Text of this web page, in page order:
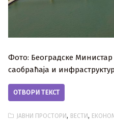
Фото: Београдске
саобраћаја и
ОТВОРИ ТЕКСТ
ЈАВНИ ПРОСТОРИ, ВЕСТИ,